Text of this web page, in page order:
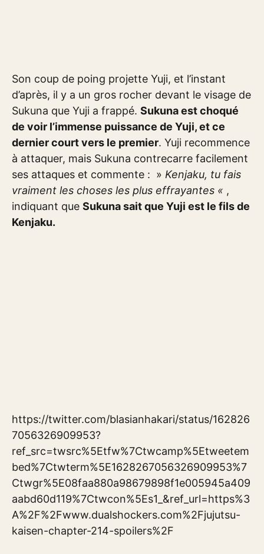
Son coup de poing projette Yuji, et l’instant
d’après, il y a un gros rocher devant le visage de
Sukuna que Yuji a frappé. Sukuna est choqué
de voir l’immense puissance de Yuji, et ce
dernier court vers le premier. Yuji recommence
à attaquer, mais Sukuna contrecarre facilement
ses attaques et commente : » Kenjaku, tu fais
vraiment les choses les plus effrayantes « ,
indiquant que Sukuna sait que Yuji est le fils de
Kenjaku.
https://twitter.com/blasianhakari/status/162826
7056326909953?
ref_src=twsrc%5Etfw%7Ctwcamp%5Etweetem
bed%7Ctwterm%5E1628267056326909953%7
Ctwgr%5E08faa880a98679898f1e005945a409
aabd60d119%7Ctwcon%5Es1_&ref_url=https%3
A%2F%2Fwww.dualshockers.com%2Fjujutsu-
kaisen-chapter-214-spoilers%2F